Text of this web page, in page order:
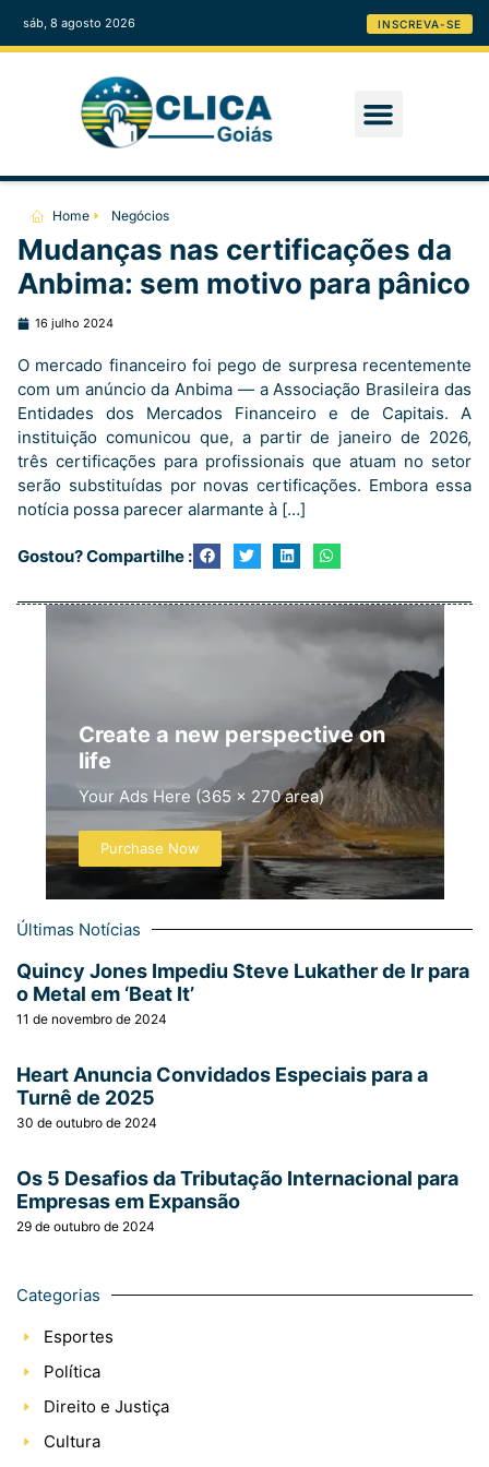
sáb, 8 agosto 2026 INSCREVA-SE
Home Negócios
Mudanças nas certificações da
Anbima: sem motivo para pânico
16 julho 2024
O mercado financeiro foi pego de surpresa recentemente
com um anúncio da Anbima — a Associação Brasileira das
Entidades dos Mercados Financeiro e de Capitais. A
instituição comunicou que, a partir de janeiro de 2026,
três certificações para profissionais que atuam no setor
serão substituídas por novas certificações. Embora essa
notícia possa parecer alarmante à […]
Gostou? Compartilhe :
Create a new perspective on
life
Your Ads Here (365 x 270 area)
Purchase Now
Últimas Notícias
Quincy Jones Impediu Steve Lukather de Ir para
o Metal em ‘Beat It’
11 de novembro de 2024
Heart Anuncia Convidados Especiais para a
Turnê de 2025
30 de outubro de 2024
Os 5 Desafios da Tributação Internacional para
Empresas em Expansão
29 de outubro de 2024
Categorias
Esportes
Política
Direito e Justiça
Cultura